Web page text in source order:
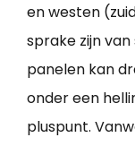
en westen
sprake zijn
panelen kan
onder een
pluspunt.